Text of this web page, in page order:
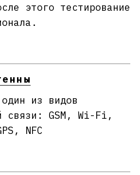
этого тестирование
из видов
связи: GSM, Wi-Fi,
NFC